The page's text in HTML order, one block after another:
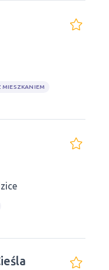
MIESZKANIEM